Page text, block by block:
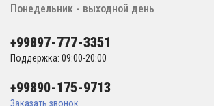
Понедельник - выходной день
+99897-777-3351
Поддержка: 09:00-20:00
+99890-175-9713
Заказать звонок